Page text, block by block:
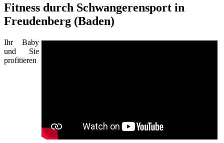
Fitness durch Schwangerensport in
Freudenberg (Baden)
Ihr Baby
und Sie
profitieren